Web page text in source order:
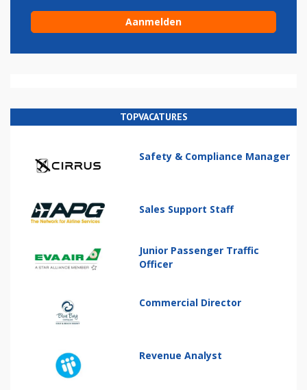
TOPVACATURES
Safety & Compliance Manager
Sales Support Staff
Junior Passenger Traffic
Officer
Commercial Director
Revenue Analyst